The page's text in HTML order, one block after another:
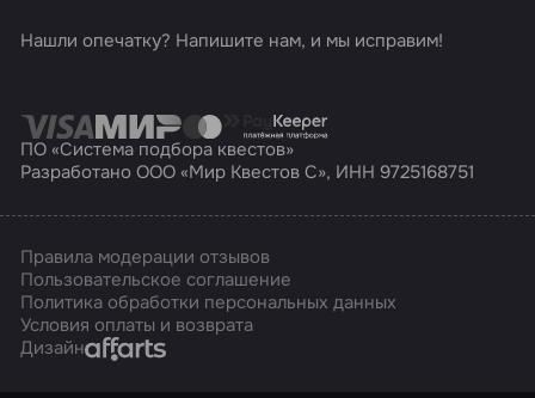
Нашли опечатку? Напишите нам, и мы исправим!
ПО «Система подбора квестов»
Разработано ООО «Мир Квестов С», ИНН 9725168751
Правила модерации отзывов
Пользовательское соглашение
Политика обработки персональных данных
Условия оплаты и возврата
ДизайнAffarts